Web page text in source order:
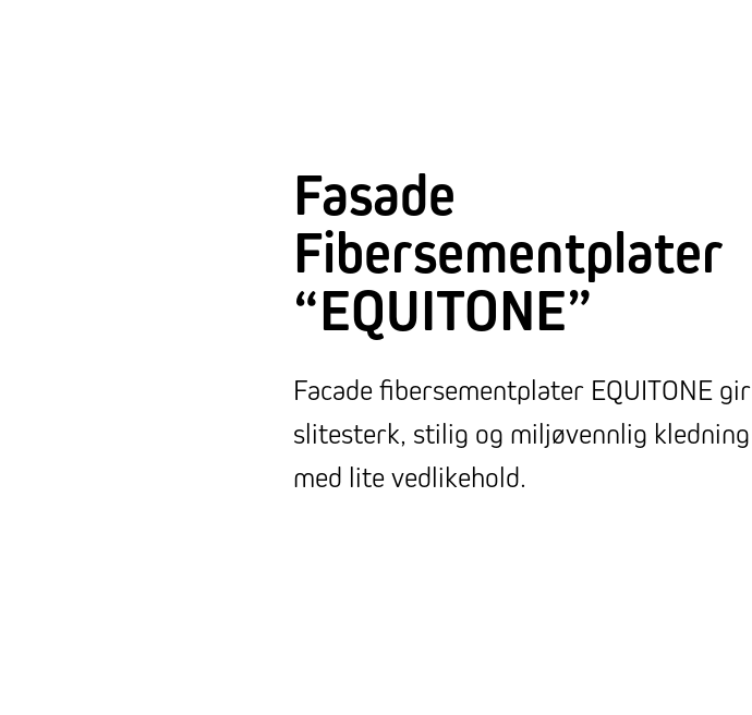
Fasade
Fibersementplater
“EQUITONE”
Facade fibersementplater EQUITONE gir
slitesterk, stilig og miljøvennlig kledning
med lite vedlikehold.